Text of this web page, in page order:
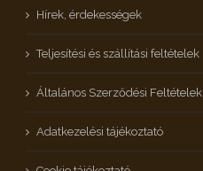
Hírek, érdekességek
Teljesítési és szállítási feltételek
Általános Szerződési Feltételek
Adatkezelési tájékoztató